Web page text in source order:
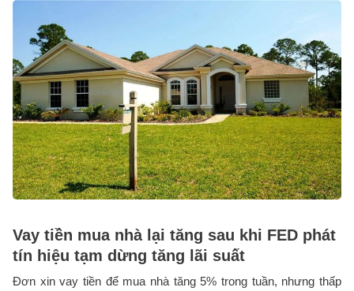
Vay tiền mua nhà lại tăng sau khi FED phát
tín hiệu tạm dừng tăng lãi suất
Đơn xin vay tiền để mua nhà tăng 5% trong tuần, nhưng thấp